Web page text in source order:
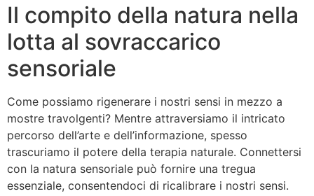
Il compito della natura nella
lotta al sovraccarico
sensoriale
Come possiamo rigenerare i nostri sensi in mezzo a
mostre travolgenti? Mentre attraversiamo il intricato
percorso dell’arte e dell’informazione, spesso
trascuriamo il potere della terapia naturale. Connettersi
con la natura sensoriale può fornire una tregua
essenziale, consentendoci di ricalibrare i nostri sensi.